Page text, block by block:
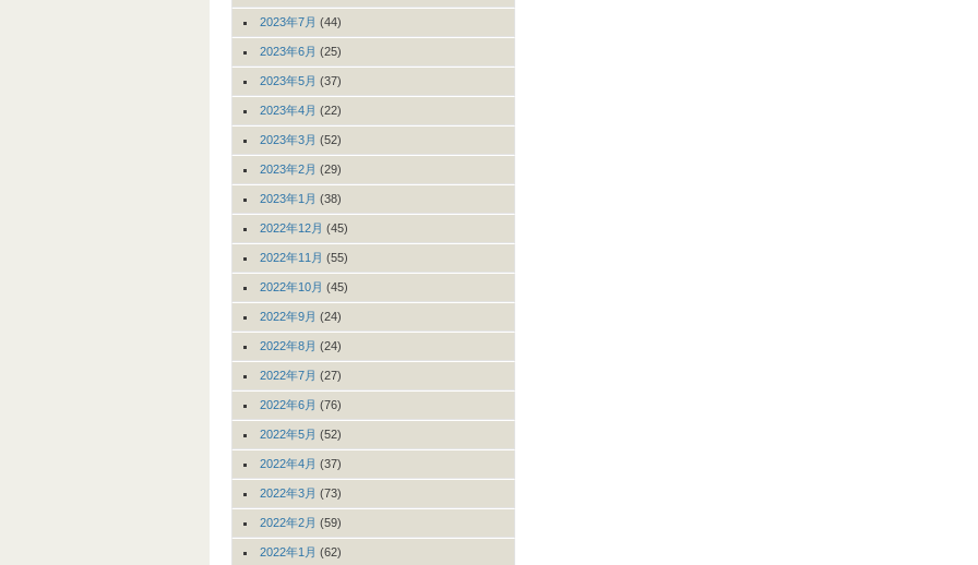
2023年7月 (44)
2023年6月 (25)
2023年5月 (37)
2023年4月 (22)
2023年3月 (52)
2023年2月 (29)
2023年1月 (38)
2022年12月 (45)
2022年11月 (55)
2022年10月 (45)
2022年9月 (24)
2022年8月 (24)
2022年7月 (27)
2022年6月 (76)
2022年5月 (52)
2022年4月 (37)
2022年3月 (73)
2022年2月 (59)
2022年1月 (62)